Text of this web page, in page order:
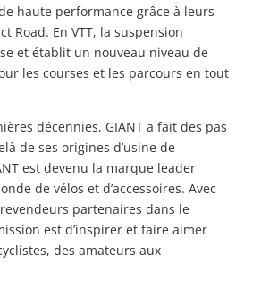
haute performance grâce à leurs
Road. En VTT, la suspension
et établit un nouveau niveau de
les courses et les parcours en tout
décennies, GIANT a fait des pas
de ses origines d’usine de
est devenu la marque leader
de vélos et d’accessoires. Avec
partenaires dans le
est d’inspirer et faire aimer
des amateurs aux